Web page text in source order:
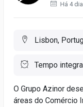
Há 4
Lisbon,
Tempo
O Grupo Azinor
áreas do Comércio